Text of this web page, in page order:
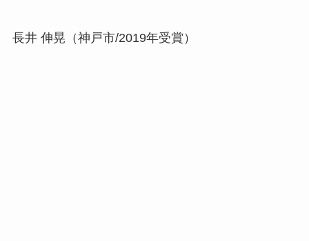
長井 伸晃（神戸市/2019年受賞）